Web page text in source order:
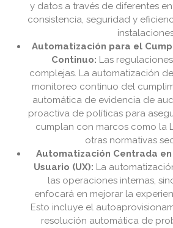
y datos a través de diferentes
consistencia, seguridad y
Automatización para el
Continuo: Las
complejas. La automatización
monitoreo continuo del
automática de evidencia de
proactiva de políticas para
cumplan con marcos como la
otras normativas
Automatización Centrada
Usuario (UX): La
las operaciones internas,
enfocará en mejorar la
Esto incluye el
resolución automática de